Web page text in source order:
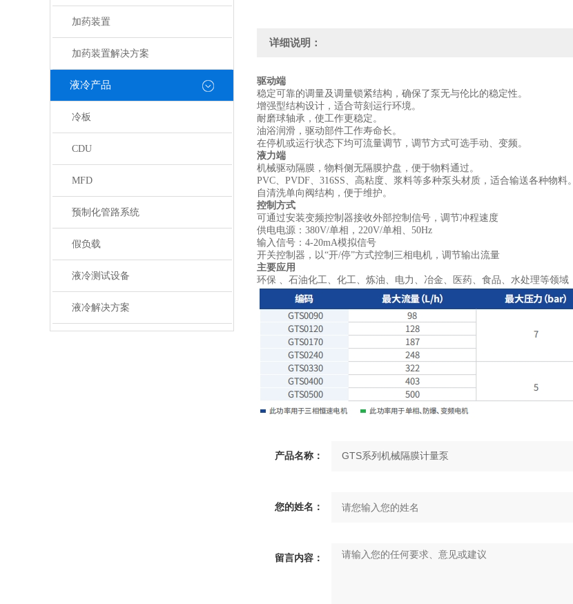
加药装置
加药装置解决方案
液冷产品
冷板
CDU
MFD
预制化管路系统
假负载
液冷测试设备
液冷解决方案
详细说明：
驱动端
稳定可靠的调量及调量锁紧结构，确保了泵⽆与伦⽐的稳定性。
增强型结构设计，适合苛刻运⾏环境。
耐磨球轴承，使⼯作更稳定。
油浴润滑，驱动部件⼯作寿命⻓。
在停机或运⾏状态下均可流量调节，调节⽅式可选⼿动、变频。
液⼒端
机械驱动隔膜，物料侧⽆隔膜护盘，便于物料通过。
PVC、PVDF、316SS、⾼粘度、浆料等多种泵头材质，适合输送各种物料。
⾃清洗单向阀结构，便于维护。
控制方式
可通过安装变频控制器接收外部控制信号，调节冲程速度
供电电源：380V/单相，220V/单相、50Hz
输入信号：4-20mA模拟信号
开关控制器，以“开/停”方式控制三相电机，调节输出流量
主要应用
环保 、石油化工、化工、炼油、电力、冶金、医药、食品、水处理等领域
产品名称：
您的姓名：
留言内容：